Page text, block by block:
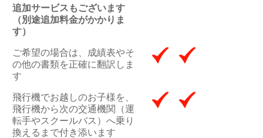
追加サービスもございます
（別途追加料金がかかりま
す）
ご希望の場合は、成績表やそ
の他の書類を正確に翻訳しま
す
飛行機でお越しのお子様を、
飛行機から次の交通機関（運
転手やスクールバス）へ乗り
換えるまで付き添います